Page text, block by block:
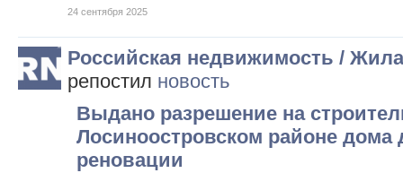
24 сентября 2025
Российская недвижимость /
репостил новость
Выдано разрешение на
Лосиноостровском районе
реновации